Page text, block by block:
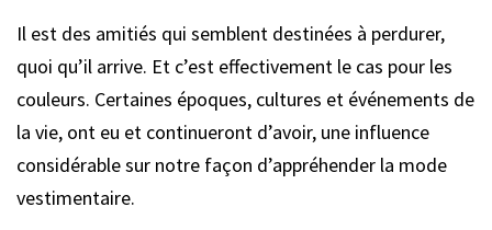
Il est des amitiés qui semblent destinées à perdurer,
quoi qu’il arrive. Et c’est effectivement le cas pour les
couleurs. Certaines époques, cultures et événements de
la vie, ont eu et continueront d’avoir, une influence
considérable sur notre façon d’appréhender la mode
vestimentaire.